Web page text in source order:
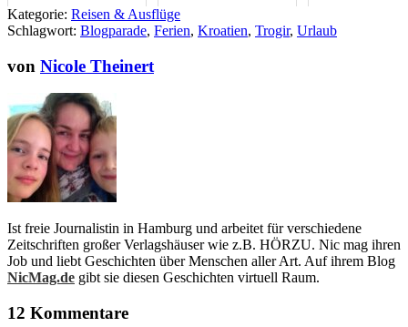
Kategorie: Reisen & Ausflüge
Schlagwort: Blogparade, Ferien, Kroatien, Trogir, Urlaub
von Nicole Theinert
Ist freie Journalistin in Hamburg und arbeitet für verschiedene
Zeitschriften großer Verlagshäuser wie z.B. HÖRZU. Nic mag ihren
Job und liebt Geschichten über Menschen aller Art. Auf ihrem Blog
NicMag.de gibt sie diesen Geschichten virtuell Raum.
12 Kommentare